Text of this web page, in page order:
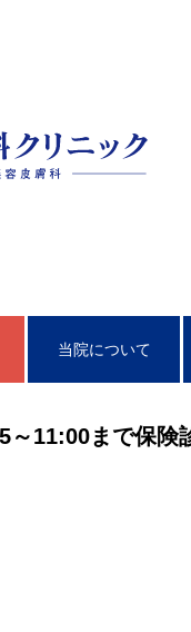
湿疹
男性のクラミジア性尿道
当院について
～11:00まで保険